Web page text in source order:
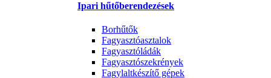
Ipari hűtőberendezések
Borhűtők
Fagyasztóasztalok
Fagyasztóládák
Fagyasztószekrények
Fagylaltkészítő gépek